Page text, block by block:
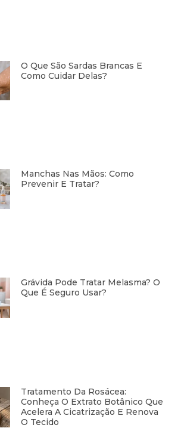
O Que São Sardas Brancas E
Como Cuidar Delas?
Manchas Nas Mãos: Como
Prevenir E Tratar?
Grávida Pode Tratar Melasma? O
Que É Seguro Usar?
Tratamento Da Rosácea:
Conheça O Extrato Botânico Que
Acelera A Cicatrização E Renova
O Tecido